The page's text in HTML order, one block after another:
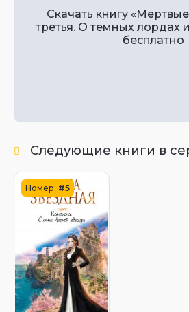
Скачать книгу
третья. О темных лордах
бесплатно
Следующие книги в
Номер: #5